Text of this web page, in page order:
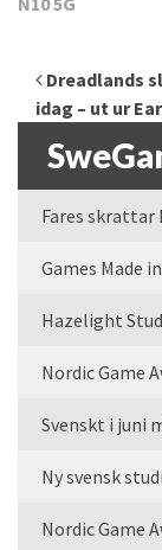
Dreadlands
idag – ut ur
Fares skrattar
Hazelight
Nordic Game
Svenskt i juni
Ny svensk
Nordic Game